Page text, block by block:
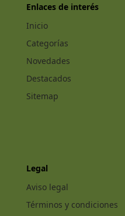
Enlaces de interés
Inicio
Categorías
Novedades
Destacados
Sitemap
Legal
Aviso legal
Términos y condiciones